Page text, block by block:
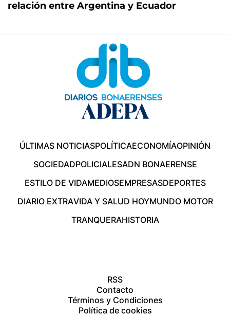
relación entre Argentina y Ecuador
ÚLTIMAS NOTICIASPOLÍTICAECONOMÍAOPINIÓN
SOCIEDADPOLICIALESADN BONAERENSE
ESTILO DE VIDAMEDIOSEMPRESASDEPORTES
DIARIO EXTRAVIDA Y SALUD HOYMUNDO MOTOR
TRANQUERAHISTORIA
RSS
Contacto
Términos y Condiciones
Política de cookies